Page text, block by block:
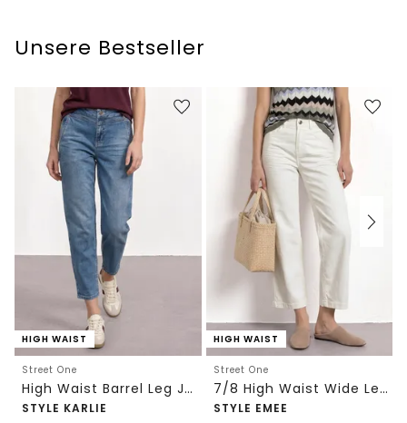
Unsere Bestseller
HIGH WAIST
Street One
High Waist Barrel Leg Jeans im Loose Fit
STYLE KARLIE
HIGH WAIST
Street One
7/8 High Waist Wide Leg Jeans im Loose Fit
STYLE EMEE